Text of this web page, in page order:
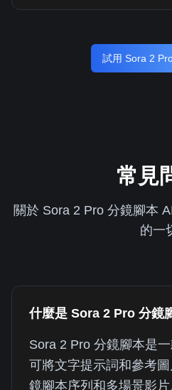
試用 Sora 2
常見
關於 Sora 2 Pro 分鏡腳本
的一
什麼是 Sora 2 Pro 分鏡
Sora 2 Pro 分鏡腳本是
可將文字提示詞和參考
鏡腳本序列和多場景影